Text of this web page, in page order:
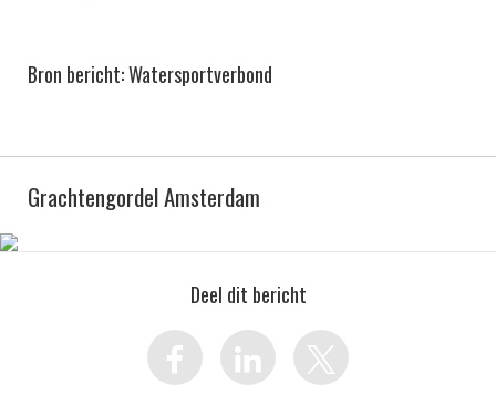
Bron bericht: Watersportverbond
Grachtengordel Amsterdam
Deel dit bericht